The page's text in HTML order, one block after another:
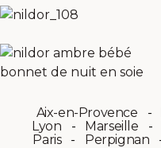
Aix-en-Provence
Lyon
Marseille
Paris
Perpignan